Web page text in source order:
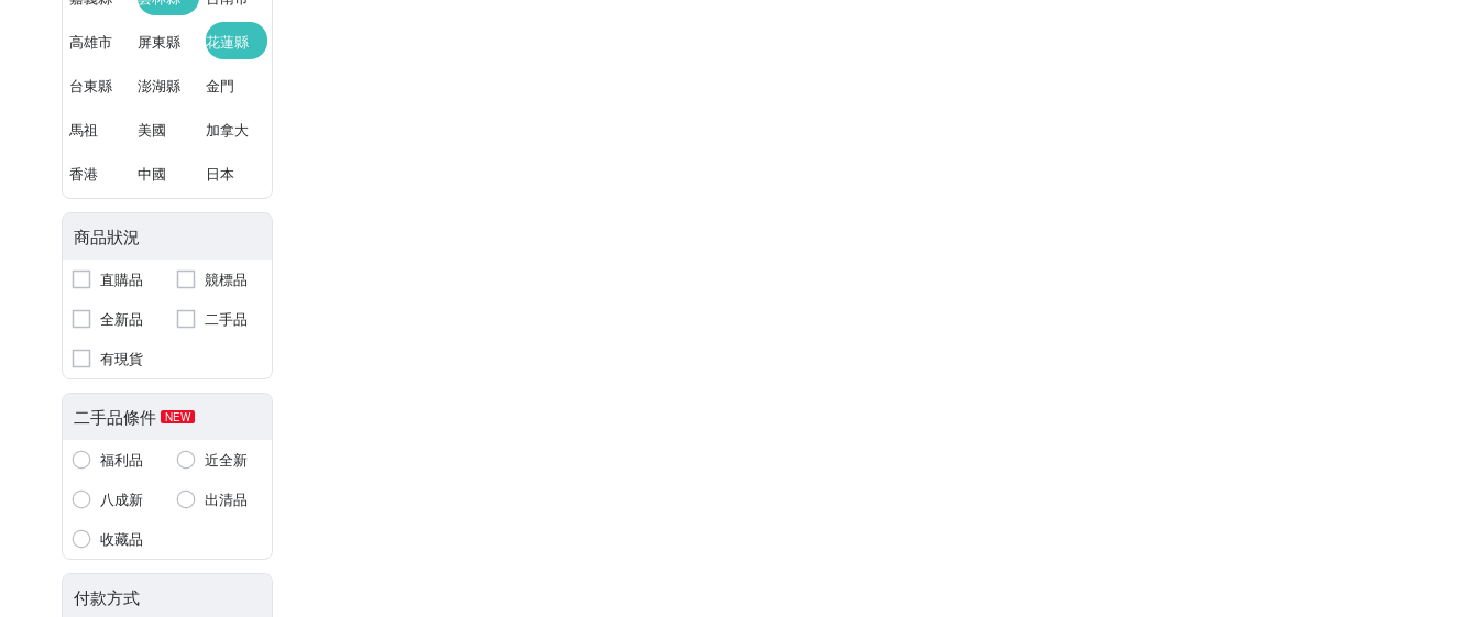
高雄市 屏東縣 花蓮縣
台東縣 澎湖縣 金門
馬祖 美國 加拿大
香港 中國 日本
商品狀況
直購品
競標品
全新品
二手品
有現貨
二手品條件 NEW
福利品
近全新
八成新
出清品
收藏品
付款方式